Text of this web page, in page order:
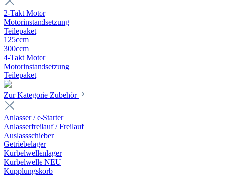
2-Takt Motor
Motorinstandsetzung
Teilepaket
125ccm
300ccm
4-Takt Motor
Motorinstandsetzung
Teilepaket
Zur Kategorie Zubehör
Anlasser / e-Starter
Anlasserfreilauf / Freilauf
Auslassschieber
Getriebelager
Kurbelwellenlager
Kurbelwelle NEU
Kupplungskorb